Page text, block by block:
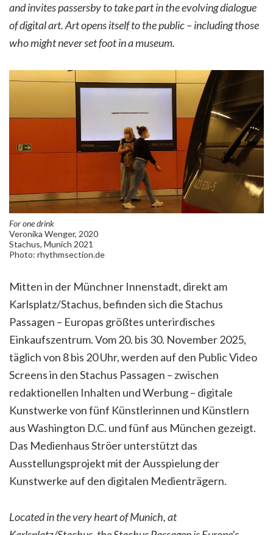
and invites passersby to take part in the evolving dialogue
of digital art. Art opens itself to the public – including those
who might never set foot in a museum.
For one drink
Veronika Wenger, 2020
Stachus, Munich 2021
Photo: rhythmsection.de
Mitten in der Münchner Innenstadt, direkt am
Karlsplatz/Stachus, befinden sich die Stachus
Passagen – Europas größtes unterirdisches
Einkaufszentrum. Vom 20. bis 30. November 2025,
täglich von 8 bis 20 Uhr, werden auf den Public Video
Screens in den Stachus Passagen – zwischen
redaktionellen Inhalten und Werbung – digitale
Kunstwerke von fünf Künstlerinnen und Künstlern
aus Washington D.C. und fünf aus München gezeigt.
Das Medienhaus Ströer unterstützt das
Ausstellungsprojekt mit der Ausspielung der
Kunstwerke auf den digitalen Medienträgern.
Located in the very heart of Munich, at